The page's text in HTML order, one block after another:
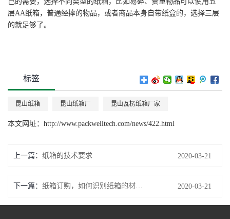
层AA纸箱，普通经摔的物品，或者商品本身自带纸盒的，选择三层
的就足够了。
标签
昆山纸箱 昆山纸箱厂 昆山瓦楞纸箱厂家
本文网址： http://www.packwelltech.com/news/422.html
上一篇 纸箱的技术要求 2020-03-21
下一篇 纸箱订购，如何识别纸箱的材质质量好不好？ 2020-03-21